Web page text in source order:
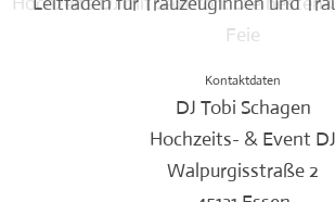
Feie
Kontaktdaten
DJ Tobi Schagen
Hochzeits- & Event DJ
Walpurgisstraße 2